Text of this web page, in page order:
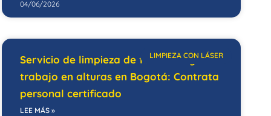
04/06/2026
LIMPIEZA CON LÁSER
Servicio de limpieza de fachadas y
trabajo en alturas en Bogotá: Contrata
personal certificado
LEE MÁS »